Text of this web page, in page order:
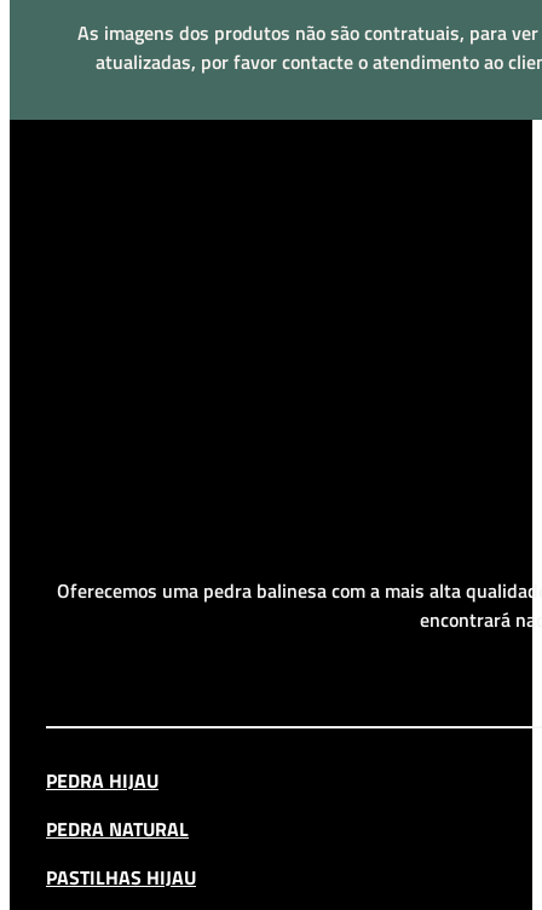
As imagens dos produtos não são contratuais, para
atualizadas, por favor contacte o atendimento ao
Oferecemos uma pedra balinesa com a mais alta
encontrará
PEDRA HIJAU
PEDRA NATURAL
PASTILHAS HIJAU